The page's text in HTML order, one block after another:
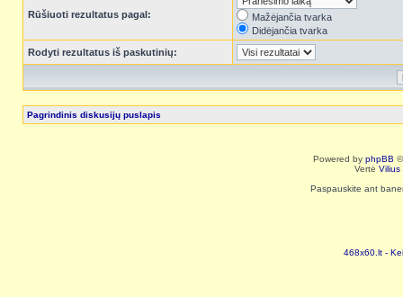
Rūšiuoti rezultatus pagal:
Mažėjančia tvarka
Didėjančia tvarka
Rodyti rezultatus iš paskutinių:
Pagrindinis diskusijų puslapis
Powered by phpBB
Vertė Vilius
Paspauskite ant
468x60.lt -